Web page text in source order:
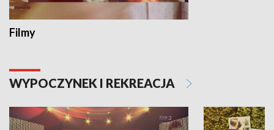
Filmy
WYPOCZYNEK I REKREACJA